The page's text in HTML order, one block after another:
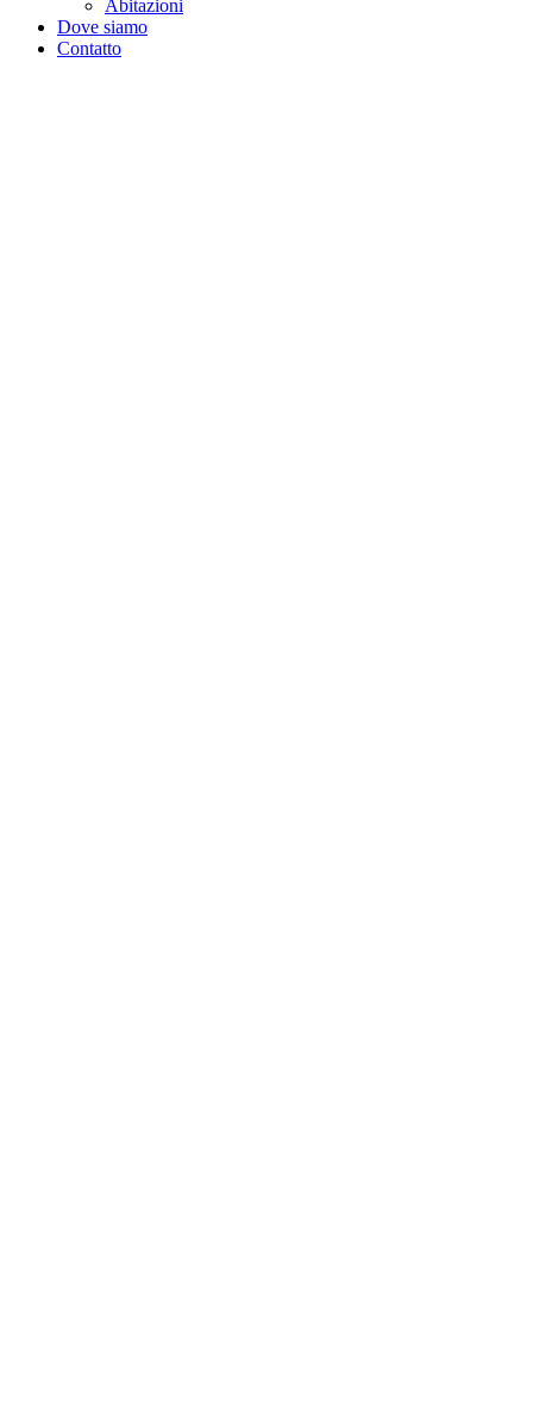
Abitazioni
Dove siamo
Contatto